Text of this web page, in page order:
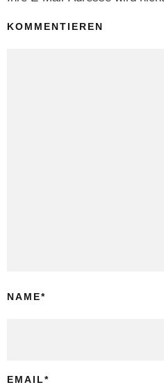
KOMMENTIEREN
NAME*
EMAIL*